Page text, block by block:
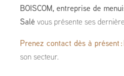
BOISCOM, entreprise de
Salé vous présente ses
Prenez contact dès à présent :
son secteur.